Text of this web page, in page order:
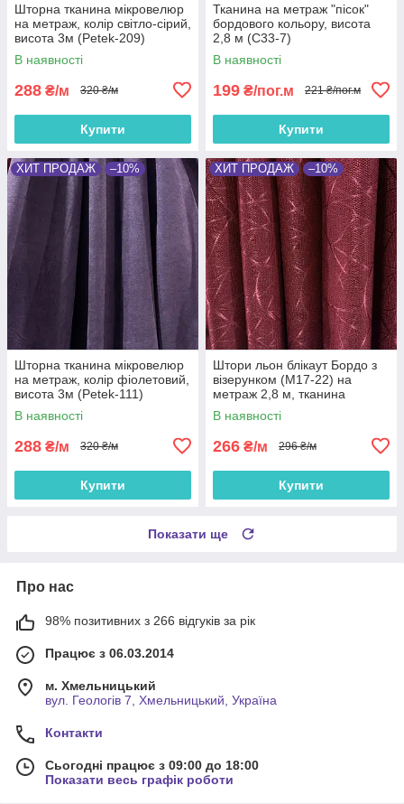
Шторна тканина мікровелюр
на метраж, колір світло-сірий,
висота 3м (Petek-209)
В наявності
288 ₴/м 320 ₴/м
Купити
Тканина на метраж "пісок"
бордового кольору, висота
2,8 м (С33-7)
В наявності
199 ₴/пог.м 221 ₴/пог.м
Купити
ХИТ ПРОДАЖ –10%
Шторна тканина мікровелюр
на метраж, колір фіолетовий,
висота 3м (Petek-111)
В наявності
288 ₴/м 320 ₴/м
Купити
ХИТ ПРОДАЖ –10%
Штори льон блікаут Бордо з
візерунком (M17-22) на
метраж 2,8 м, тканина
blackout шторна, портьєри в
зал, спальню
В наявності
266 ₴/м 296 ₴/м
Купити
Показати ще
Про нас
98% позитивних з 266 відгуків за рік
Працює з 06.03.2014
м. Хмельницький
вул. Геологів 7, Хмельницький, Україна
Контакти
Сьогодні працює з 09:00 до 18:00
Показати весь графік роботи